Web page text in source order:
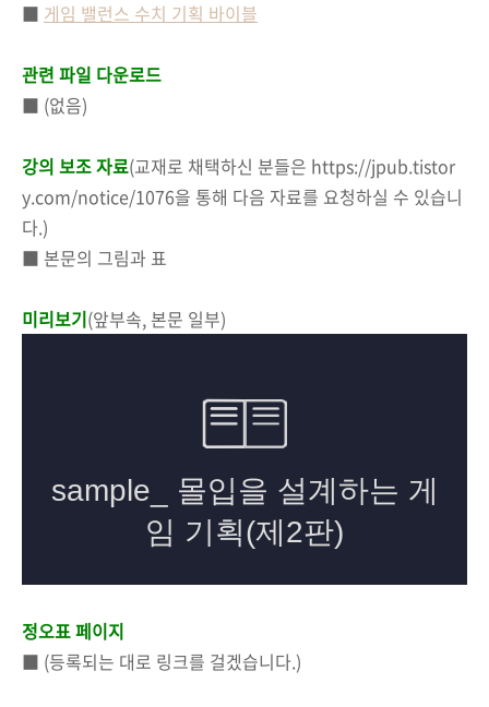
■ 게임 밸런스 수치 기획 바이블
관련 파일 다운로드
■ (없음)
강의 보조 자료(교재로 채택하신 분들은 https://jpub.tistor
y.com/notice/1076을 통해 다음 자료를 요청하실 수 있습니
다.)
■ 본문의 그림과 표
미리보기(앞부속, 본문 일부)
정오표 페이지
■ (등록되는 대로 링크를 걸겠습니다.)